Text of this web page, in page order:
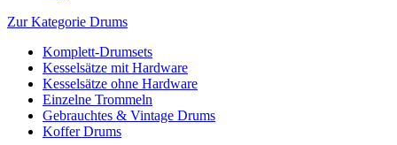
Zur Kategorie Drums
Komplett-Drumsets
Kesselsätze mit Hardware
Kesselsätze ohne Hardware
Einzelne Trommeln
Gebrauchtes & Vintage Drums
Koffer Drums